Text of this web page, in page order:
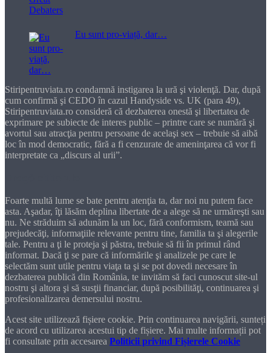
Eu sunt pro-viață, dar…
Stiripentruviata.ro condamnă instigarea la ură şi violenţă. Dar, după
cum confirmă şi CEDO în cazul Handyside vs. UK (para 49),
Stiripentruviata.ro consideră că dezbaterea onestă şi libertatea de
exprimare pe subiecte de interes public – printre care se numără şi
avortul sau atracţia pentru persoane de acelaşi sex – trebuie să aibă
loc în mod democratic, fără a fi cenzurate de ameninţarea că vor fi
interpretate ca „discurs al urii”.
Foarte multă lume se bate pentru atenţia ta, dar noi nu putem face
asta. Aşadar, îţi lăsăm deplina libertate de a alege să ne urmăreşti sau
nu. Ne străduim să adunăm la un loc, fără conformism, teamă sau
prejudecăţi, informaţiile relevante pentru tine, familia ta şi alegerile
tale. Pentru a ţi le proteja şi păstra, trebuie să fii în primul rând
informat. Dacă ţi se pare că informările şi analizele pe care le
selectăm sunt utile pentru viaţa ta şi se pot dovedi necesare în
dezbaterea publică din România, te invităm să faci cunoscut site-ul
nostru şi altora şi să susţii financiar, după posibilităţi, continuarea şi
profesionalizarea demersului nostru.
Acest site utilizează fișiere cookie. Prin continuarea navigării, sunteți
de acord cu utilizarea acestui tip de fișiere. Mai multe informații pot
fi consultate prin accesarea Politicii privind Fișierele Cookie